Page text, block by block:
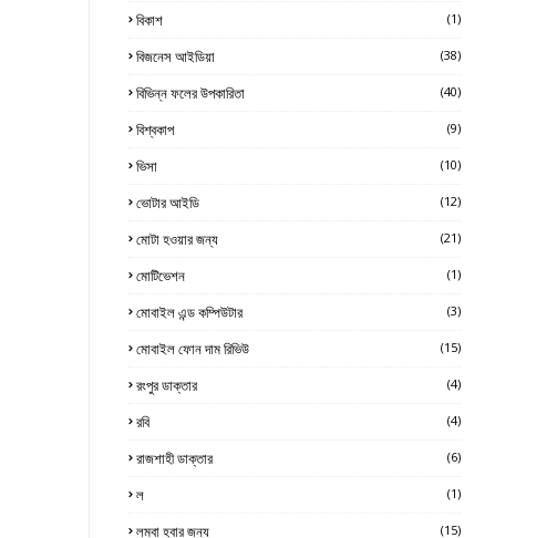
বিকাশ (1)
বিজনেস আইডিয়া (38)
বিভিন্ন ফলের উপকারিতা (40)
বিশ্বকাপ (9)
ভিসা (10)
ভোটার আইডি (12)
মোটা হওয়ার জন্য (21)
মোটিভেশন (1)
মোবাইল এন্ড কম্পিউটার (3)
মোবাইল ফোন দাম রিভিউ (15)
রংপুর ডাক্তার (4)
রবি (4)
রাজশাহী ডাক্তার (6)
ল (1)
লম্বা হবার জন্য (15)